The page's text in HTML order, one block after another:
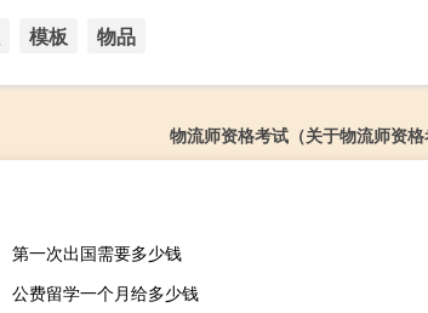
模板 物品
物流师资格考试（关于物流师资格
第一次出国需要多少钱
公费留学一个月给多少钱